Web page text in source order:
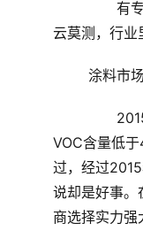
　　有
云莫测，行业
涂料
VOC含量低于
过，经过2015
说却是好事。
商选择实力强